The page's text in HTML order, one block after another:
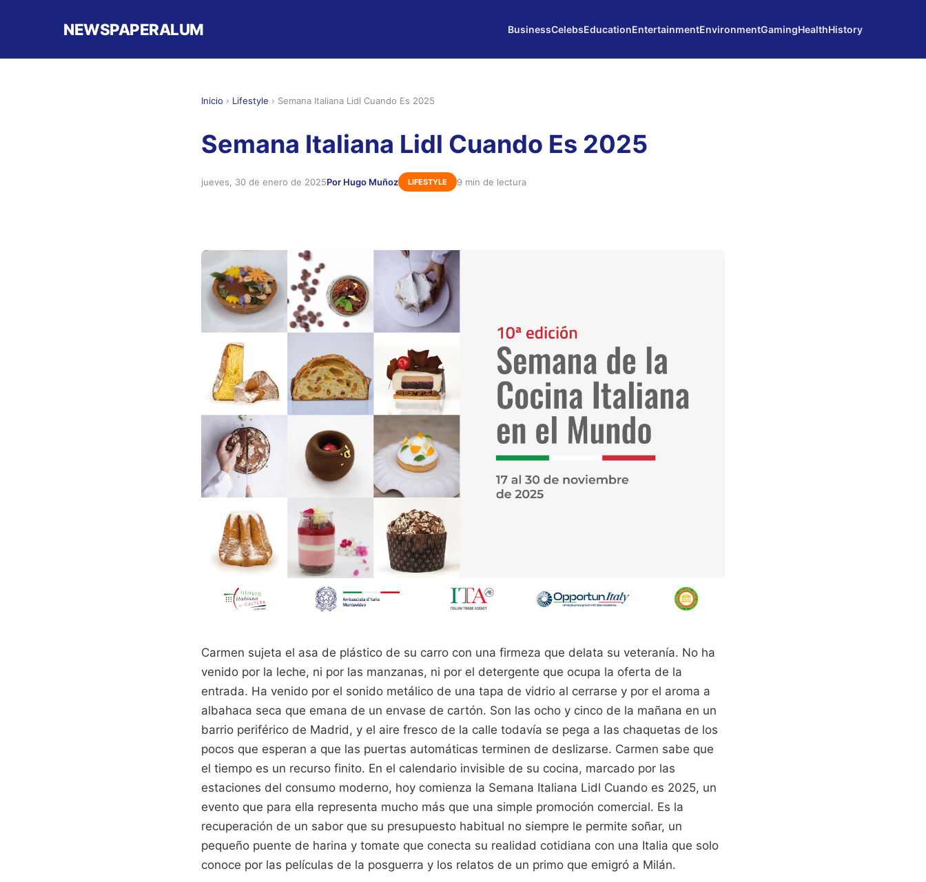
NEWSPAPERALUM BusinessCelebsEducationEntertainmentEnvironmentGamingHealthHistory
Inicio › Lifestyle › Semana Italiana Lidl Cuando Es 2025
Semana Italiana Lidl Cuando Es 2025
jueves, 30 de enero de 2025Por Hugo Muñoz LIFESTYLE 9 min de lectura
Carmen sujeta el asa de plástico de su carro con una firmeza que delata su veteranía. No ha
venido por la leche, ni por las manzanas, ni por el detergente que ocupa la oferta de la
entrada. Ha venido por el sonido metálico de una tapa de vidrio al cerrarse y por el aroma a
albahaca seca que emana de un envase de cartón. Son las ocho y cinco de la mañana en un
barrio periférico de Madrid, y el aire fresco de la calle todavía se pega a las chaquetas de los
pocos que esperan a que las puertas automáticas terminen de deslizarse. Carmen sabe que
el tiempo es un recurso finito. En el calendario invisible de su cocina, marcado por las
estaciones del consumo moderno, hoy comienza la Semana Italiana Lidl Cuando es 2025, un
evento que para ella representa mucho más que una simple promoción comercial. Es la
recuperación de un sabor que su presupuesto habitual no siempre le permite soñar, un
pequeño puente de harina y tomate que conecta su realidad cotidiana con una Italia que solo
conoce por las películas de la posguerra y los relatos de un primo que emigró a Milán.